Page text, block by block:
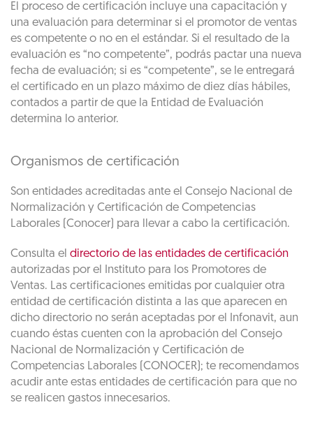
El proceso de certificación incluye una capacitación y
una evaluación para determinar si el promotor de ventas
es competente o no en el estándar. Si el resultado de la
evaluación es “no competente”, podrás pactar una nueva
fecha de evaluación; si es “competente”, se le entregará
el certificado en un plazo máximo de diez días hábiles,
contados a partir de que la Entidad de Evaluación
determina lo anterior.
Organismos de certificación
Son entidades acreditadas ante el Consejo Nacional de
Normalización y Certificación de Competencias
Laborales (Conocer) para llevar a cabo la certificación.
Consulta el directorio de las entidades de certificación
autorizadas por el Instituto para los Promotores de
Ventas. Las certificaciones emitidas por cualquier otra
entidad de certificación distinta a las que aparecen en
dicho directorio no serán aceptadas por el Infonavit, aun
cuando éstas cuenten con la aprobación del Consejo
Nacional de Normalización y Certificación de
Competencias Laborales (CONOCER); te recomendamos
acudir ante estas entidades de certificación para que no
se realicen gastos innecesarios.